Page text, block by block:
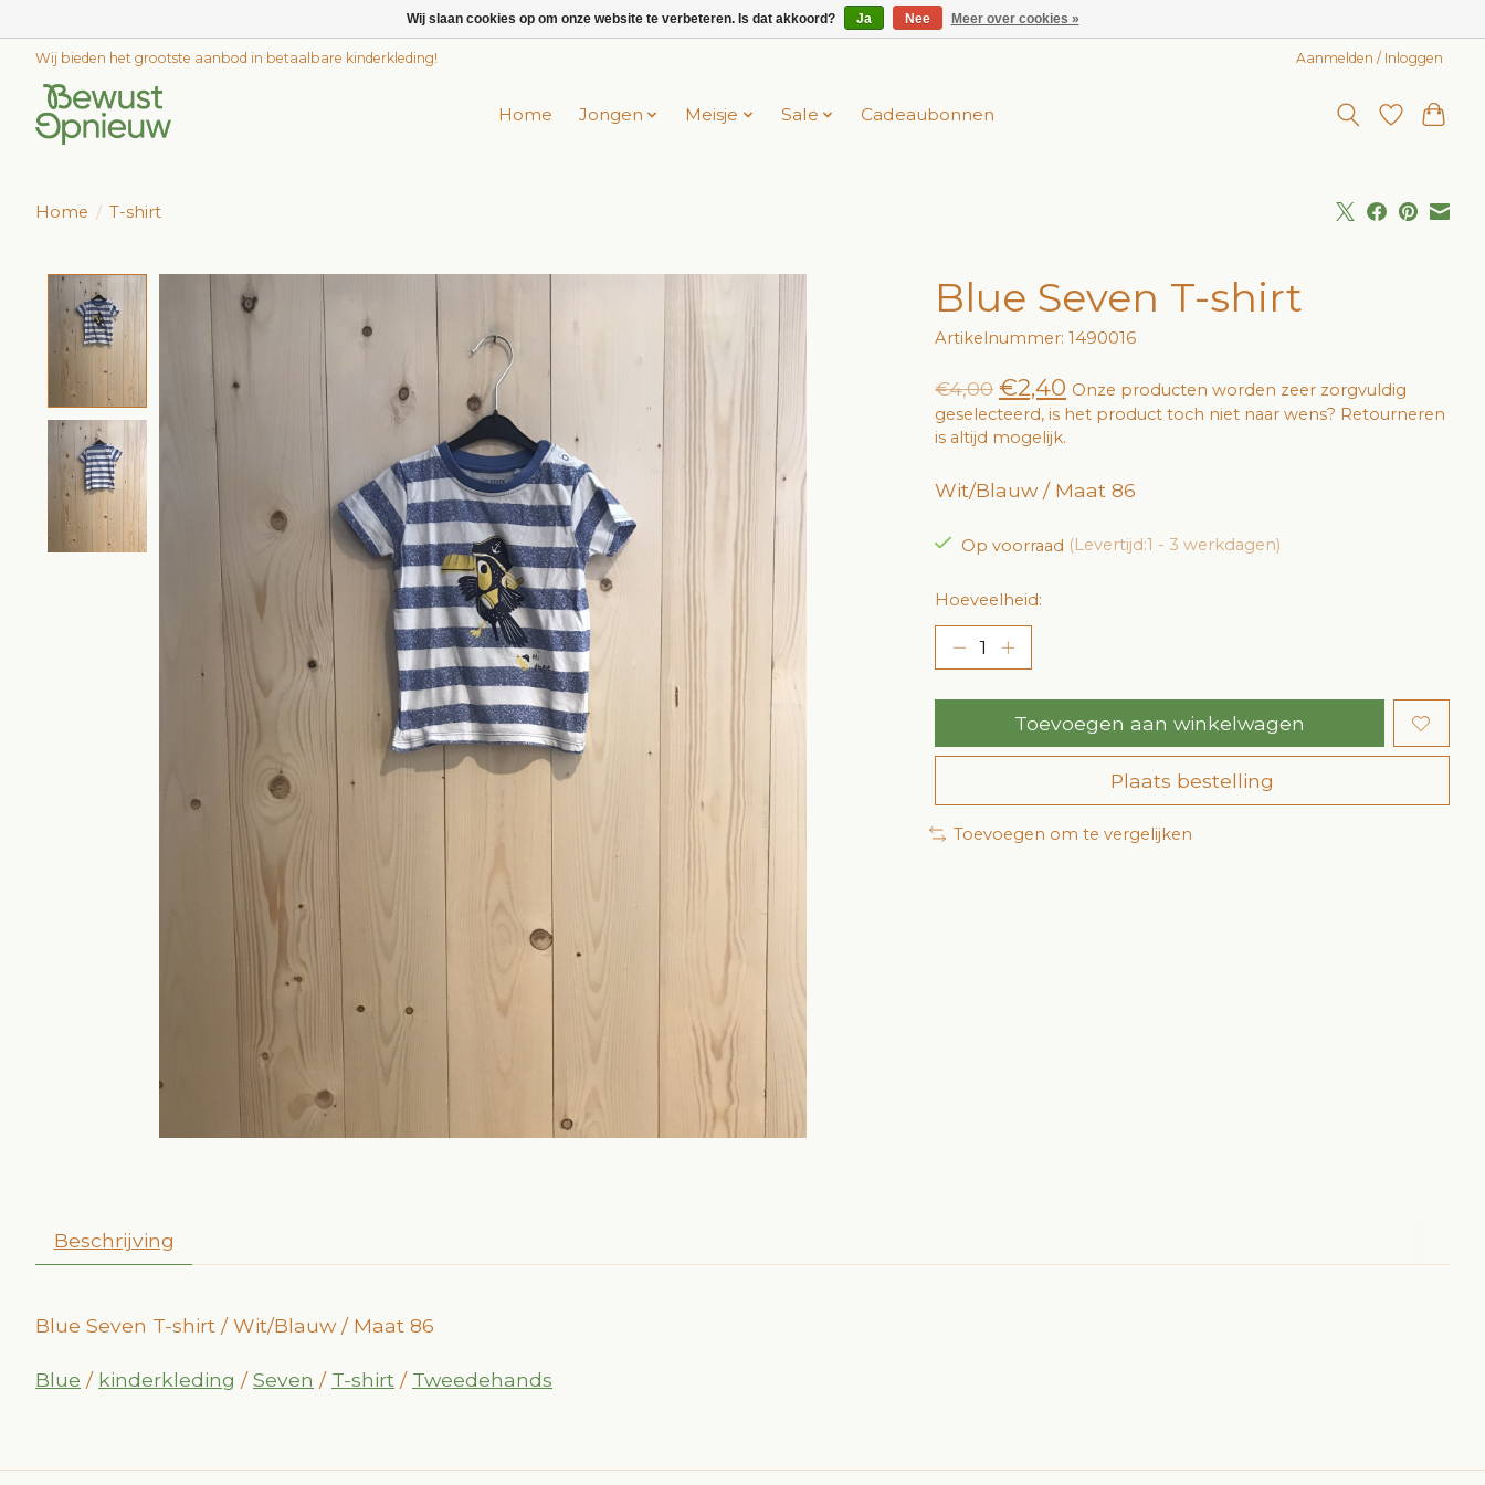
Wij bieden het grootste aanbod in betaalbare kinderkleding! Aanmelden / Inloggen
Home Jongen Meisje Sale Cadeaubonnen
Home / T-shirt
Product image slideshow Items Blue Seven T-shirt
Artikelnummer: 1490016
€4,00 €2,40 Onze producten worden zeer zorgvuldig
geselecteerd, is het product toch niet naar wens? Retourneren
is altijd mogelijk.
Wit/Blauw / Maat 86
Op voorraad (Levertijd:1 - 3 werkdagen)
Hoeveelheid:
Toevoegen aan winkelwagen
Plaats bestelling
Toevoegen om te vergelijken
Beschrijving
Blue Seven T-shirt / Wit/Blauw / Maat 86
Blue / kinderkleding /Seven / T-shirt / Tweedehands
Wij slaan cookies op om onze website te verbeteren. Is dat akkoord? Ja Nee Meer over cookies »